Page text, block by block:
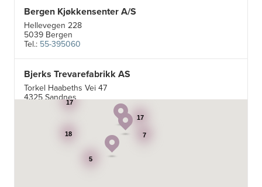
Bergen Kjøkkensenter A/S
Hellevegen 228
5039 Bergen
Tel.: 55-395060
Bjerks Trevarefabrikk AS
Torkel Haabeths Vei 47
4325 Sandnes
51609590
Borge butikk AS
Sundemoen Næringspark
7
18
17
17
5